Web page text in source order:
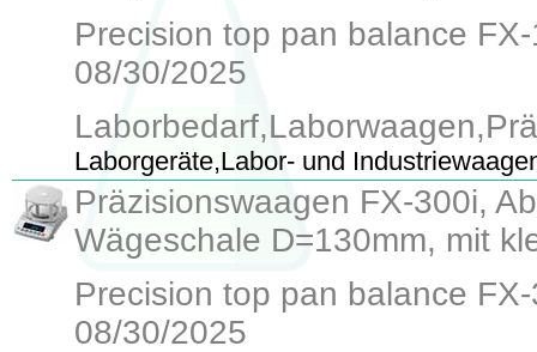
Precision top pan balance
08/30/2025
Laborgeräte,Labor- und
Präzisionswaagen FX-300i,
Wägeschale D=130mm, mit
Precision top pan balance
08/30/2025